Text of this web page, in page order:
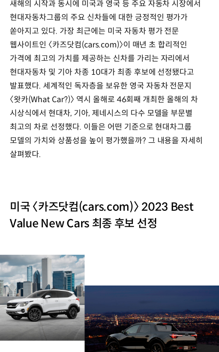
새해의 시작과 동시에 미국과 영국 등 주요 자동차 시장에서
현대자동차그룹의 주요 신차들에 대한 긍정적인 평가가
쏟아지고 있다. 가장 최근에는 미국 자동차 평가 전문
웹사이트인 〈카즈닷컴(cars.com)〉이 매년 초 합리적인
가격에 최고의 가치를 제공하는 신차를 가리는 자리에서
현대자동차 및 기아 차종 10대가 최종 후보에 선정됐다고
발표했다. 세계적인 독자층을 보유한 영국 자동차 전문지
〈왓카(What Car?)〉 역시 올해로 46회째 개최한 올해의 차
시상식에서 현대차, 기아, 제네시스의 다수 모델을 부문별
최고의 차로 선정했다. 이들은 어떤 기준으로 현대차그룹
모델의 가치와 상품성을 높이 평가했을까? 그 내용을 자세히
살펴봤다.
미국 〈카즈닷컴(cars.com)〉 2023 Best
Value New Cars 최종 후보 선정